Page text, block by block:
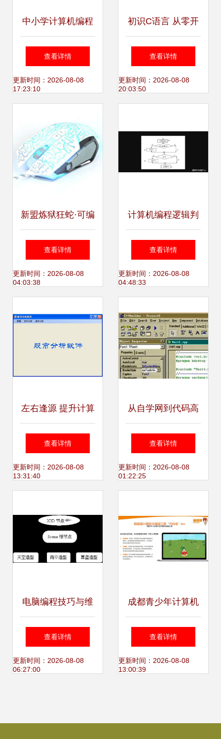
中小学计算机编程
竞赛体系详解
查看详情
更新时间：2026-08-08
17:23:10
初识C语言 从零开
始的计算机编程之
旅
查看详情
更新时间：2026-08-08
20:03:50
新盟炼狱狂蛇·可编
程电竞鼠标体验 不
止光影，更是战力
查看详情
更新时间：2026-08-08
04:03:38
计算机编程逻辑判
断语句 第31讲——
if条件语句详解
查看详情
更新时间：2026-08-08
04:48:33
左右逢源 提升计算
机编程效率的核心
技巧与日常维护实
查看详情
更新时间：2026-08-08
13:31:40
从自学网到代码高
手 软件开发入门自
学完全指南
查看详情
更新时间：2026-08-08
01:22:25
电脑编程技巧与维
护 提升效率与代码
质量的实用指南
查看详情
更新时间：2026-08-08
06:27:00
成都青少年计算机
编程培训 开启未来
科技之门
查看详情
更新时间：2026-08-08
13:00:39